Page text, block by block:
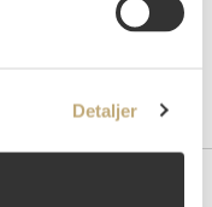
Detaljer